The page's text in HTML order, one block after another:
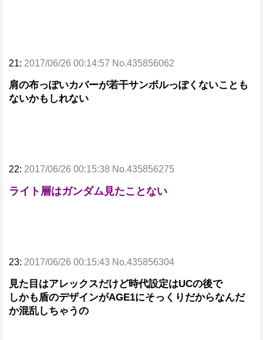
21: 2017/06/26 00:14:57 No.435856062
肩の布っぽいカバーが若干サンボルっぽくないことも
ないかもしれない
22: 2017/06/26 00:15:38 No.435856275
ライト層はガンダム見たことない
23: 2017/06/26 00:15:43 No.435856304
見た目はアレックスだけど時代設定はUCの後で
しかも盾のデザインがAGE1にそっくりだからなんだ
か混乱しちゃうの